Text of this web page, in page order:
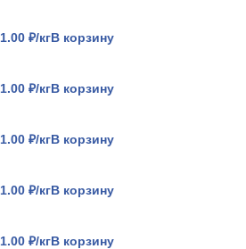
1.00 ₽/кгВ корзину
1.00 ₽/кгВ корзину
1.00 ₽/кгВ корзину
1.00 ₽/кгВ корзину
1.00 ₽/кгВ корзину